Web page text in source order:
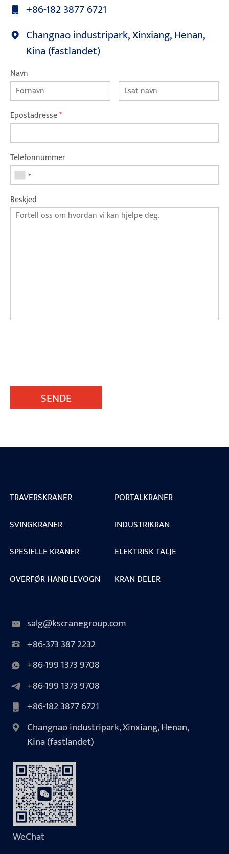
+86-182 3877 6721
Changnao industripark, Xinxiang, Henan,
Kina (fastlandet)
Navn
Epostadresse*
Telefonnummer
Beskjed
SENDE
TRAVERSKRANER
PORTALKRANER
SVINGKRANER
INDUSTRIKRAN
SPESIELLE KRANER
ELEKTRISK TALJE
OVERFØR HANDLEVOGN
KRAN DELER
salg@kscranegroup.com
+86-373 387 2232
+86-199 1373 9708
+86-199 1373 9708
+86-182 3877 6721
Changnao industripark, Xinxiang, Henan,
Kina (fastlandet)
WeChat